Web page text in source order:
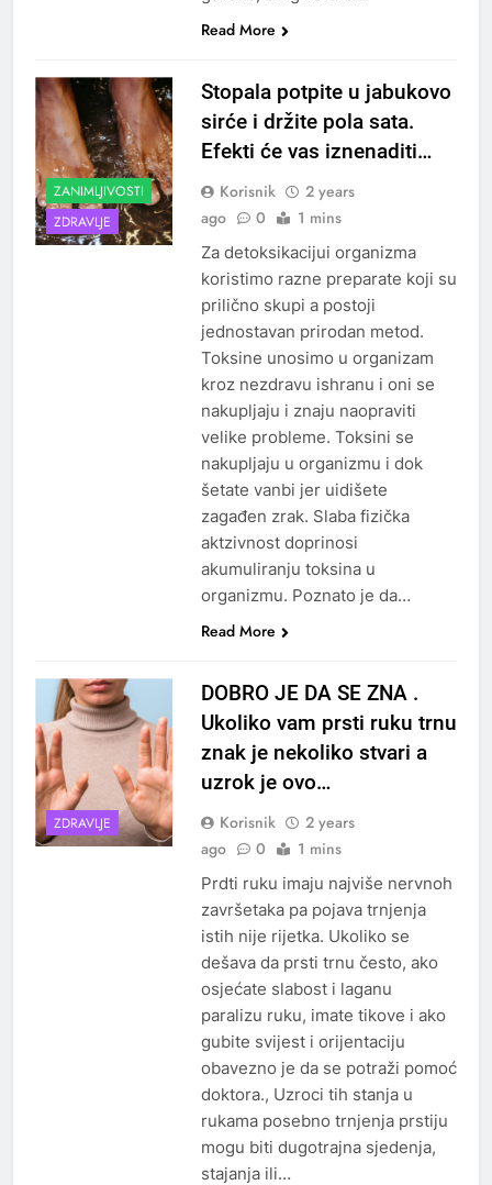
Read More
ZANIMLJIVOSTI
ZDRAVLJE
Stopala potpite u jabukovo
sirće i držite pola sata.
Efekti će vas iznenaditi…
Korisnik
2 years
ago
0 1 mins
Za detoksikacijui organizma
koristimo razne preparate koji su
prilično skupi a postoji
jednostavan prirodan metod.
Toksine unosimo u organizam
kroz nezdravu ishranu i oni se
nakupljaju i znaju naopraviti
velike probleme. Toksini se
nakupljaju u organizmu i dok
šetate vanbi jer uidišete
zagađen zrak. Slaba fizička
aktzivnost doprinosi
akumuliranju toksina u
organizmu. Poznato je da…
Read More
ZDRAVLJE
DOBRO JE DA SE ZNA .
Ukoliko vam prsti ruku trnu
znak je nekoliko stvari a
uzrok je ovo…
Korisnik
2 years
ago
0 1 mins
Prdti ruku imaju najviše nervnoh
završetaka pa pojava trnjenja
istih nije rijetka. Ukoliko se
dešava da prsti trnu često, ako
osjećate slabost i laganu
paralizu ruku, imate tikove i ako
gubite svijest i orijentaciju
obavezno je da se potraži pomoć
doktora., Uzroci tih stanja u
rukama posebno trnjenja prstiju
mogu biti dugotrajna sjedenja,
stajanja ili…